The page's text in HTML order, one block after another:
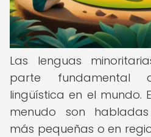
Las lenguas
parte fundamental
lingüística en el mundo.
menudo son
más pequeñas o en